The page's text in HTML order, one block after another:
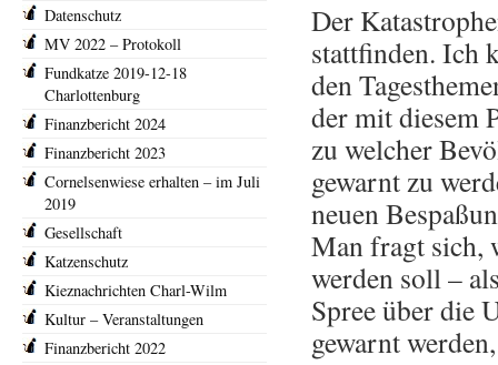
Der
stattfinden. Ich
den
der mit diesem
zu welcher
gewarnt zu
neuen
Man fragt sich,
werden soll –
Spree über die
gewarnt
Datenschutz
MV 2022 – Protokoll
Fundkatze 2019-12-18
Charlottenburg
Finanzbericht 2024
Finanzbericht 2023
Cornelsenwiese erhalten – im Juli
2019
Gesellschaft
Katzenschutz
Kieznachrichten Charl-Wilm
Kultur – Veranstaltungen
Finanzbericht 2022